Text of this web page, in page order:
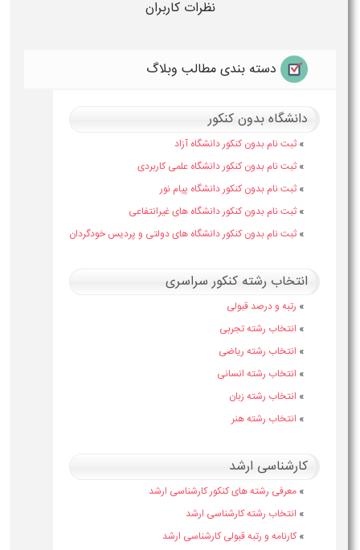
نظرات کاربران
دسته بندی مطالب وبلاگ
دانشگاه بدون کنکور
» ثبت نام بدون کنکور دانشگاه آزاد
» ثبت نام بدون کنکور دانشگاه علمی کاربردی
» ثبت نام بدون کنکور دانشگاه پیام نور
» ثبت نام بدون کنکور دانشگاه های غیرانتفاعی
» ثبت نام بدون کنکور دانشگاه های دولتی و پردیس خودگردان
انتخاب رشته کنکور سراسری
» رتبه و درصد قبولی
» انتخاب رشته تجربی
» انتخاب رشته ریاضی
» انتخاب رشته انسانی
» انتخاب رشته زبان
» انتخاب رشته هنر
کارشناسی ارشد
» معرفی رشته های کنکور کارشناسی ارشد
» انتخاب رشته کارشناسی ارشد
» کارنامه و رتبه قبولی کارشناسی ارشد